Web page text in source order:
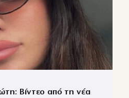
Βίντεο από τη νέα